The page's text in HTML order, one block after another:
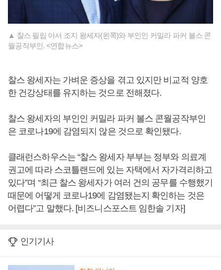
▲ 찰스 필립 아서 조지 왕세자(왼쪽)와 부인인 커밀라 파커 볼스 콘
월공작부인. <연합뉴스>
찰스 왕세자는 가벼운 증상을 겪고 있지만 비교적 양호
한 건강상태를 유지하는 것으로 전해졌다.
찰스 왕세자의 부인인 커밀라 파커 볼스 콘월공작부인
은 코로나19에 감염되지 않은 것으로 확인됐다.
클래런스하우스는 “찰스 왕세자 부부는 정부와 의료계
권고에 따라 스코틀랜드에 있는 자택에서 자가격리하고
있다”며 “최근 찰스 왕세자가 여러 건의 공무를 수행했기
때문에 어떻게 코로나19에 감염됐는지 확인하는 것은
어렵다”고 말했다. [비즈니스포스트 임한솔 기자]
인기기사